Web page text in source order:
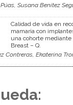
Susana Benítez
Calidad de vida en
mamaria con
una cohorte
Breast – Q.
Contreras, Ekaterina